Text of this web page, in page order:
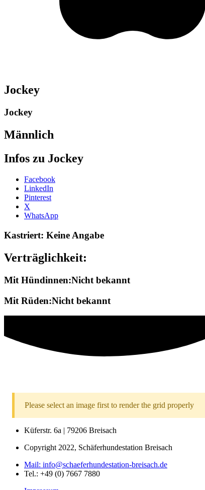
Jockey
Jockey
Männlich
Infos zu Jockey
Share
post
"Jockey-
2014"
Facebook
LinkedIn
Pinterest
X
WhatsApp
Kastriert: Keine Angabe
Verträglichkeit:
Mit Hündinnen:Nicht bekannt
Mit Rüden:Nicht bekannt
Please select an image first to render the grid properly
Küferstr. 6a | 79206 Breisach
Copyright 2022, Schäferhundestation Breisach
Mail: info@schaeferhundestation-breisach.de
Tel.: +49 (0) 7667 7880